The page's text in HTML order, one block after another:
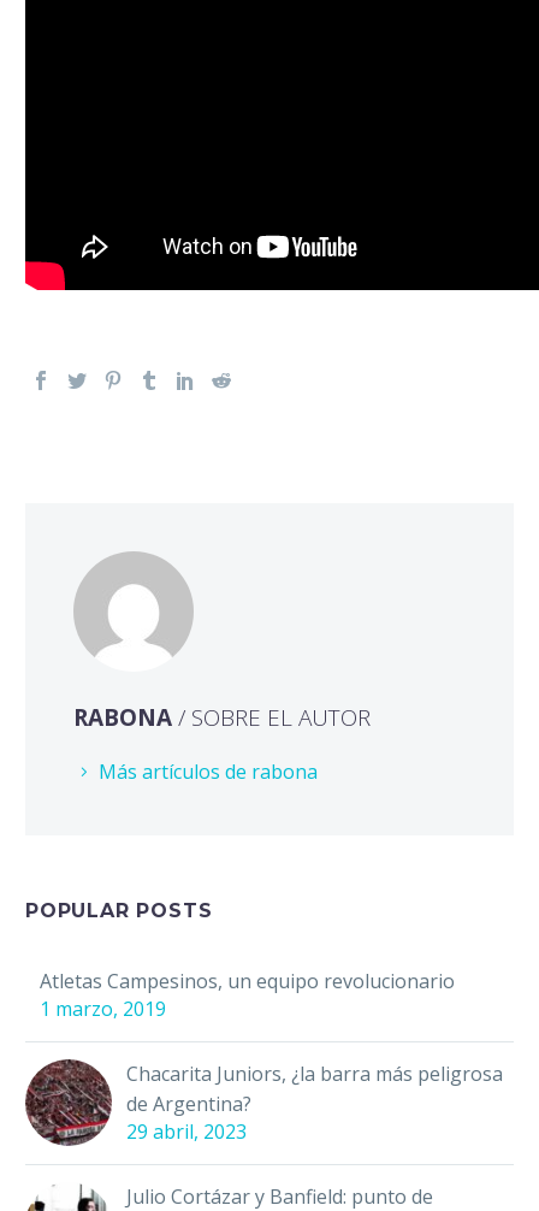
RABONA/ SOBRE EL AUTOR
Más artículos de rabona
POPULAR POSTS
Atletas Campesinos, un equipo revolucionario
1 marzo, 2019
Chacarita Juniors, ¿la barra más peligrosa
de Argentina?
29 abril, 2023
Julio Cortázar y Banfield: punto de